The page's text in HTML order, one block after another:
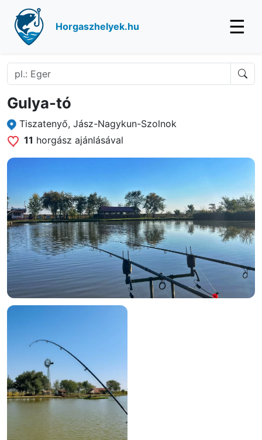
Horgaszhelyek.hu ☰
Gulya-tó
Tiszatenyő, Jász-Nagykun-Szolnok
11 horgász ajánlásával